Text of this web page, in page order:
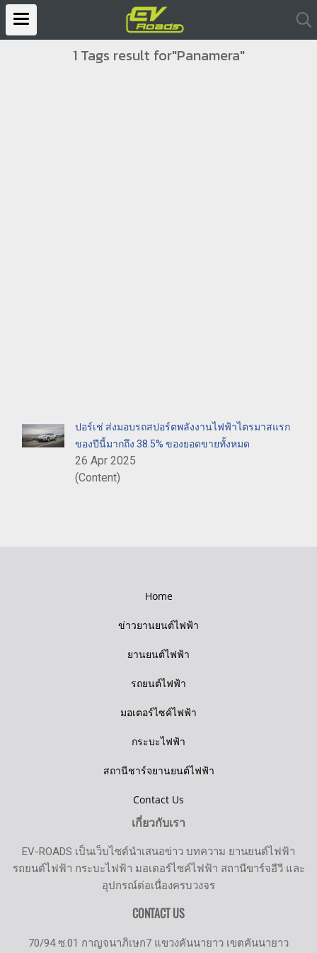
1 Tags result for"Panamera"
ปอร์เช่ ส่งมอบรถสปอร์ตพลังงานไฟฟ้าไตรมาสแรก
ของปีนี้มากถึง 38.5% ของยอดขายทั้งหมด
26 Apr 2025
(Content)
Home
ข่าวยานยนต์ไฟฟ้า
ยานยนต์ไฟฟ้า
รถยนต์ไฟฟ้า
มอเตอร์ไซค์ไฟฟ้า
กระบะไฟฟ้า
สถานีชาร์จยานยนต์ไฟฟ้า
Contact Us
เกี่ยวกับเรา
EV-ROADS เป็นเว็บไซต์นำเสนอข่าว บทความ ยานยนต์ไฟฟ้า
รถยนต์ไฟฟ้า กระบะไฟฟ้า มอเตอร์ไซค์ไฟฟ้า สถานีขาร์จอีวี และ
อุปกรณ์ต่อเนื่องครบวงจร
CONTACT US
70/94 ซ.01 กาญจนาภิเษก7 แขวงคันนายาว เขตคันนายาว